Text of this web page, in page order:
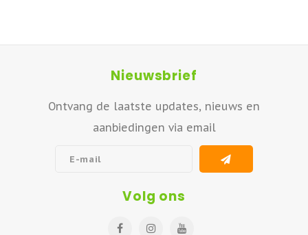
Nieuwsbrief
Ontvang de laatste updates, nieuws en
aanbiedingen via email
Volg ons